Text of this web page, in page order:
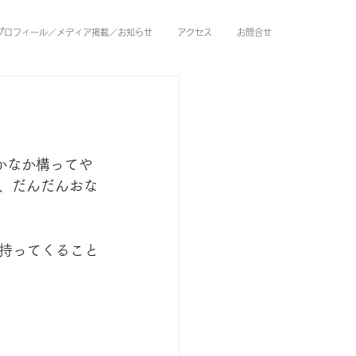
ロフィール／メディア掲載／お知らせ アクセス お問合せ
なか構ってや
だんだんおな
ってくること